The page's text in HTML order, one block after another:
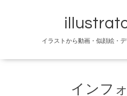
イラストから動画・似顔絵・
インフ